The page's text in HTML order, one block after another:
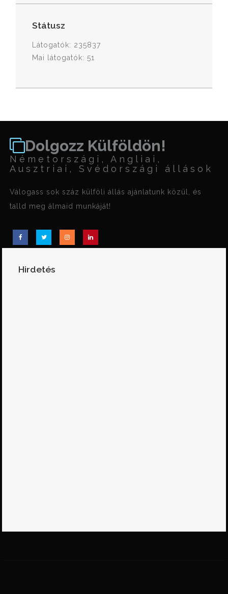
Státusz
Látogatók: 235837
Mai látogatók: 51
Dolgozz Külföldön!
Németországi, Angliai,
Ausztriai, Svédországi állások
Válogass sok száz külföli állás ajánlatunk közül, és
talld meg álmaid munkáját!
Hirdetés